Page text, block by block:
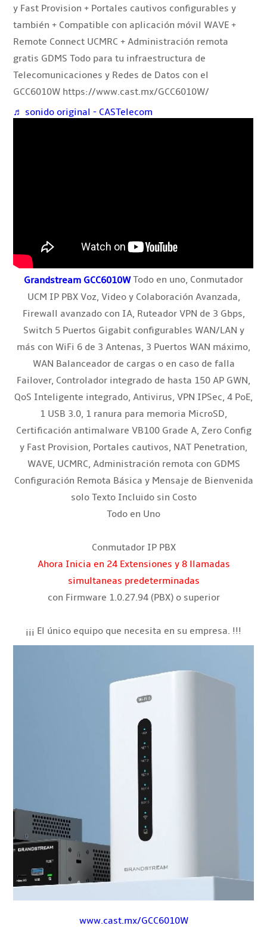
y Fast Provision + Portales cautivos configurables y
también + Compatible con aplicación móvil WAVE +
Remote Connect UCMRC + Administración remota
gratis GDMS Todo para tu infraestructura de
Telecomunicaciones y Redes de Datos con el
GCC6010W https://www.cast.mx/GCC6010W/
♬ sonido original - CASTelecom
Grandstream GCC6010WTodo en uno, Conmutador
UCM IP PBX Voz, Video y Colaboración Avanzada,
Firewall avanzado con IA, Ruteador VPN de 3 Gbps,
Switch 5 Puertos Gigabit configurables WAN/LAN y
más con WiFi 6 de 3 Antenas, 3 Puertos WAN máximo,
WAN Balanceador de cargas o en caso de falla
Failover, Controlador integrado de hasta 150 AP GWN,
QoS Inteligente integrado, Antivirus, VPN IPSec, 4 PoE,
1 USB 3.0, 1 ranura para memoria MicroSD,
Certificación antimalware VB100 Grade A, Zero Config
y Fast Provision, Portales cautivos, NAT Penetration,
WAVE, UCMRC, Administración remota con GDMS
Configuración Remota Básica y Mensaje de Bienvenida
solo Texto Incluido sin Costo
Todo en Uno
Conmutador IP PBX
Ahora Inicia en 24 Extensiones y 8 llamadas
simultaneas predeterminadas
con Firmware 1.0.27.94 (PBX) o superior
¡¡¡ El único equipo que necesita en su empresa. !!!
www.cast.mx/GCC6010W